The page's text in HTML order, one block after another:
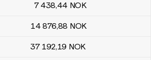
7 438,44 NOK
14 876,88 NOK
37 192,19 NOK